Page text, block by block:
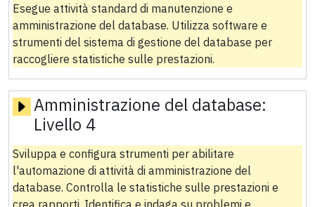
Esegue attività standard di manutenzione e
amministrazione del database. Utilizza software e
strumenti del sistema di gestione del database per
raccogliere statistiche sulle prestazioni.
Amministrazione del database:
Livello 4
Sviluppa e configura strumenti per abilitare
l'automazione di attività di amministrazione del
database. Controlla le statistiche sulle prestazioni e
crea rapporti. Identifica e indaga su problemi e